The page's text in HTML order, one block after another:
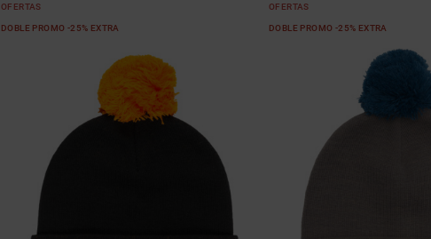
OFERTAS
DOBLE PROMO -25% EXTRA
OFERTAS
DOBLE PROMO -25% EXTRA